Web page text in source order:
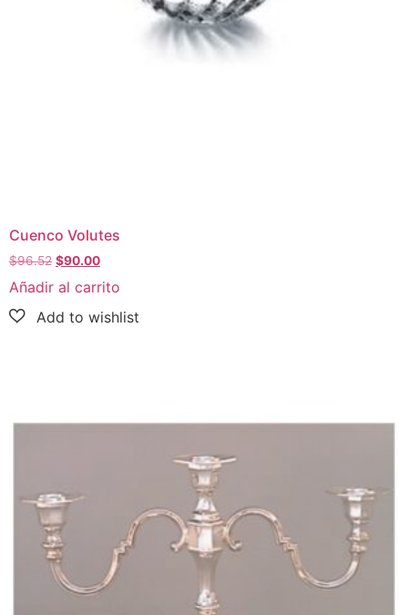
Cuenco Volutes
$96.52 $90.00
Añadir al carrito